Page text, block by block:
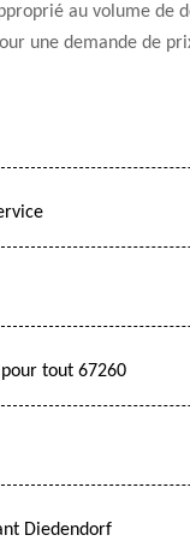
au volume de
une demande de
tout 67260
Diedendorf